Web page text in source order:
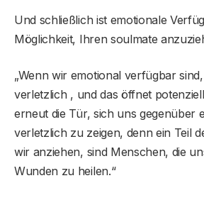
Und schließlich ist emotionale
Möglichkeit, Ihren soulmate
„Wenn wir emotional verfügbar
verletzlich , und das öffnet
erneut die Tür, sich uns gegenüber
verletzlich zu zeigen, denn ein Teil
wir anziehen, sind Menschen, die
Wunden zu heilen.“